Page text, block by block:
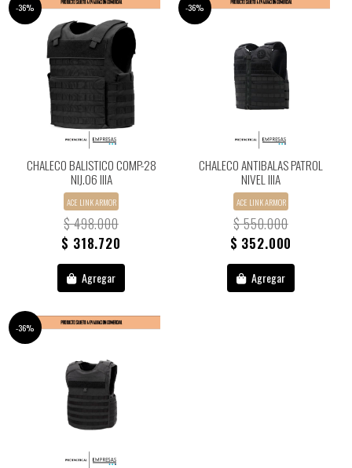
-36%
CHALECO BALISTICO COMP-28
NIJ.06 IIIA
ACE LINK ARMOR
$ 498.000
$ 318.720
Agregar
-36%
CHALECO ANTIBALAS PATROL
NIVEL IIIA
ACE LINK ARMOR
$ 550.000
$ 352.000
Agregar
-36%